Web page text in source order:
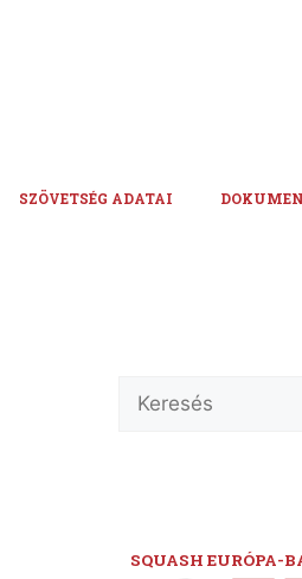
SZÖVETSÉG ADATAI
SQUASH EURÓPA-